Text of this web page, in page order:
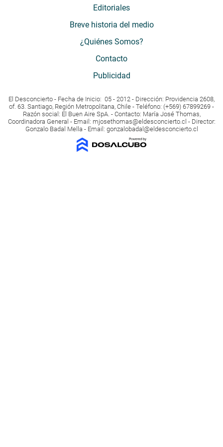
Editoriales
Breve historia del medio
¿Quiénes Somos?
Contacto
Publicidad
El Desconcierto - Fecha de Inicio: 05 - 2012 - Dirección: Providencia 2608,
of. 63. Santiago, Región Metropolitana, Chile - Teléfono: (+569) 67899269 -
Razón social: El Buen Aire SpA. - Contacto: María José Thomas,
Coordinadora General - Email: mjosethomas@eldesconcierto.cl - Director:
Gonzalo Badal Mella - Email: gonzalobadal@eldesconcierto.cl